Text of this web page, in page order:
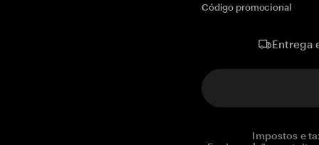
Código promocional
Entrega
Impostos e